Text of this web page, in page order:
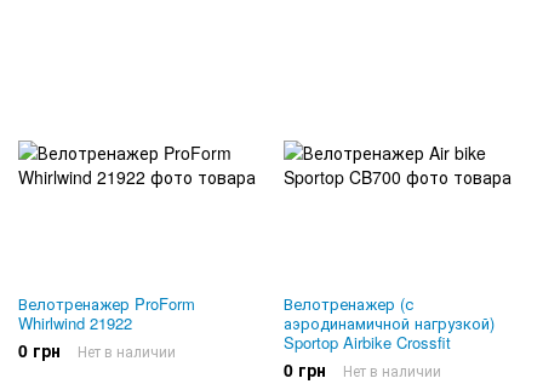
Велотренажер ProForm
Whirlwind 21922
0 грн Нет в наличии
Велотренажер (с
аэродинамичной нагрузкой)
Sportop Airbike Crossfit
0 грн Нет в наличии